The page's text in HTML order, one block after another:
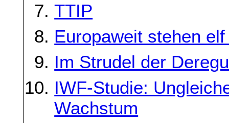
TTIP
Europaweit stehen
Im Strudel der
IWF-Studie:
Wachstum